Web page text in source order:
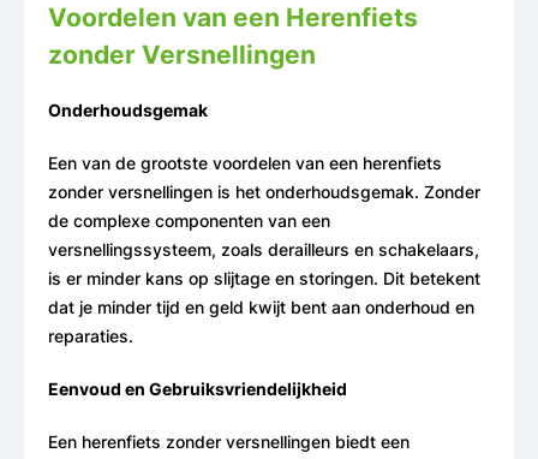
Voordelen van een Herenfiets
zonder Versnellingen
Onderhoudsgemak
Een van de grootste voordelen van een herenfiets
zonder versnellingen is het onderhoudsgemak. Zonder
de complexe componenten van een
versnellingssysteem, zoals derailleurs en schakelaars,
is er minder kans op slijtage en storingen. Dit betekent
dat je minder tijd en geld kwijt bent aan onderhoud en
reparaties.
Eenvoud en Gebruiksvriendelijkheid
Een herenfiets zonder versnellingen biedt een